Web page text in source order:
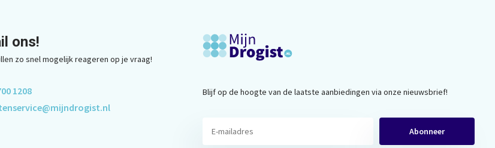
ons!
zo snel mogelijk reageren op je vraag!
1208
Blijf op de hoogte van de laatste aanbiedingen via onze nieuwsbrief!
Abonneer